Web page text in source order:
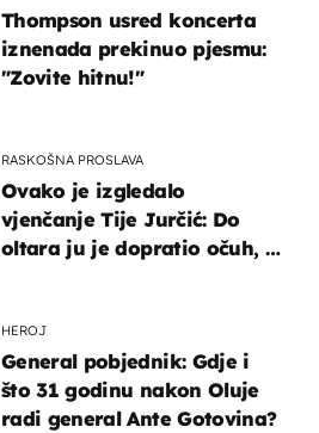
Thompson usred koncerta
iznenada prekinuo pjesmu:
"Zovite hitnu!"
RASKOŠNA PROSLAVA
Ovako je izgledalo
vjenčanje Tije Jurčić: Do
oltara ju je dopratio očuh, a
HEROJ
General pobjednik: Gdje i
što 31 godinu nakon Oluje
radi general Ante Gotovina?